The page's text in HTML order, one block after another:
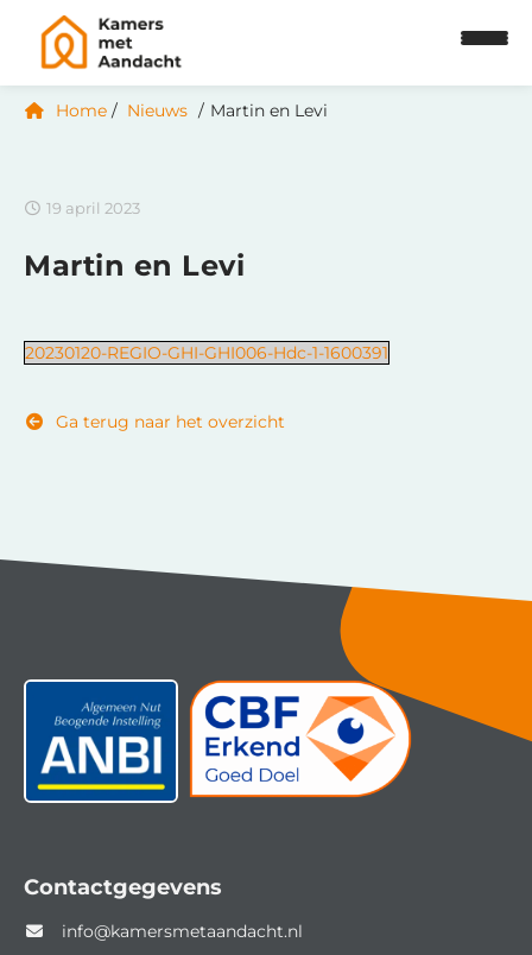
Home Nieuws Martin en Levi
19 april 2023
Martin en Levi
20230120-REGIO-GHI-GHI006-Hdc-1-1600391
Ga terug naar het overzicht
Contactgegevens
info@kamersmetaandacht.nl